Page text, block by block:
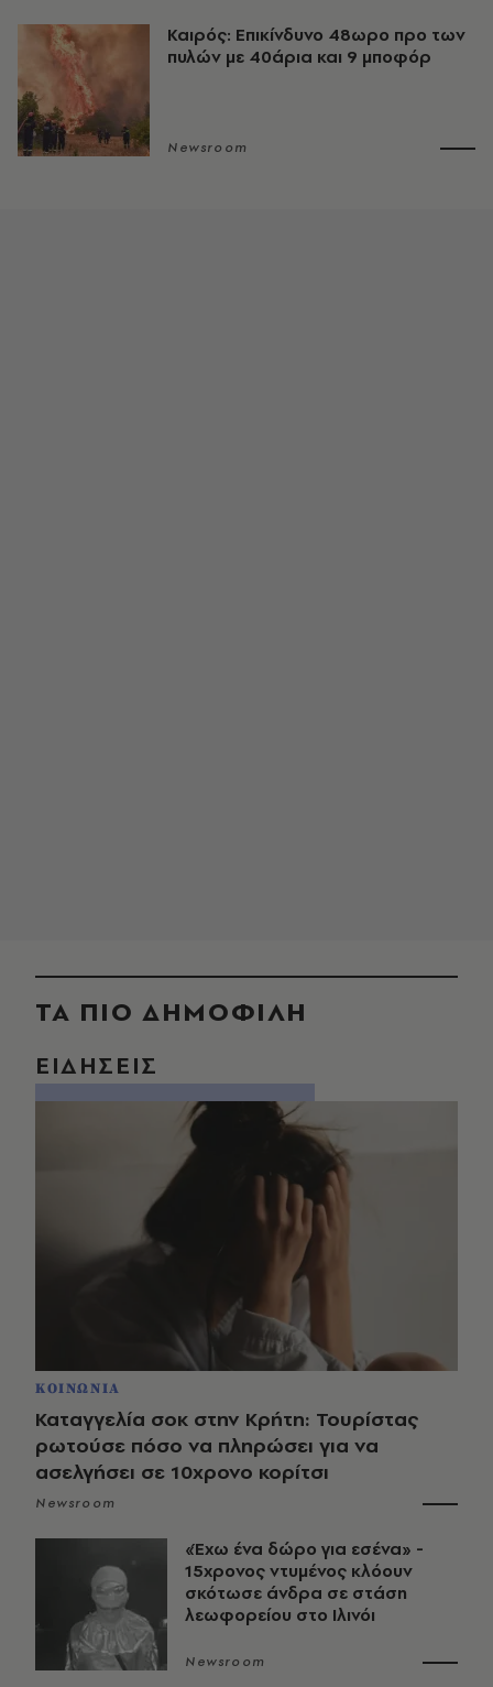
Καιρός: Επικίνδυνο 48ωρο προ των
πυλών με 40άρια και 9 μποφόρ
Newsroom
ΤΑ ΠΙΟ ΔΗΜΟΦΙΛΗ
ΕΙΔΗΣΕΙΣ
ΚΟΙΝΩΝΙΑ
Καταγγελία σοκ στην Κρήτη: Τουρίστας
ρωτούσε πόσο να πληρώσει για να
ασελγήσει σε 10χρονο κορίτσι
Newsroom
«Έχω ένα δώρο για εσένα» -
15χρονος ντυμένος κλόουν
σκότωσε άνδρα σε στάση
λεωφορείου στο Ιλινόι
Newsroom